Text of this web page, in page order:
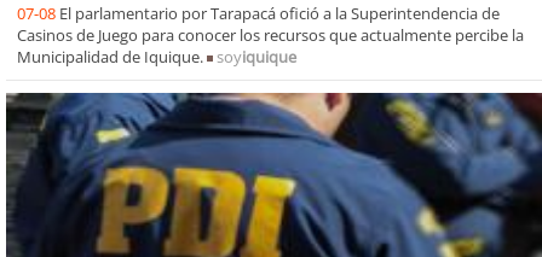
07-08 El parlamentario por Tarapacá ofició a la Superintendencia de
Casinos de Juego para conocer los recursos que actualmente percibe la
Municipalidad de Iquique.
soyiquique